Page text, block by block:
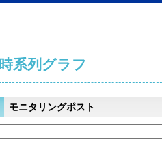
時系列グラフ
モニタリングポスト